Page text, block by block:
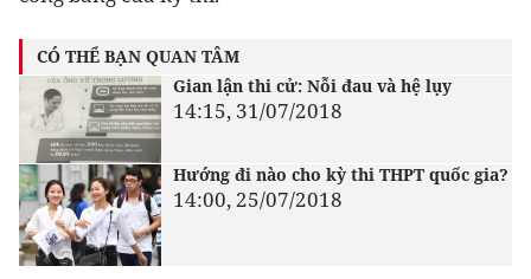
CÓ THỂ BẠN QUAN TÂM
Gian lận thi cử: Nỗi đau và hệ lụy
14:15, 31/07/2018
Hướng đi nào cho kỳ thi THPT quốc gia?
14:00, 25/07/2018